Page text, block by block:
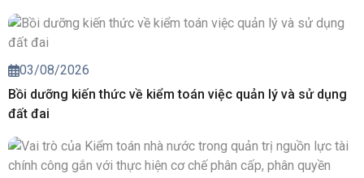
03/08/2026
Bồi dưỡng kiến thức về kiểm toán việc quản lý và sử dụng
đất đai